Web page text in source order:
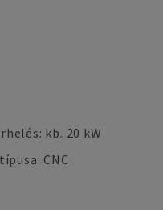
kb. 20 kW
CNC